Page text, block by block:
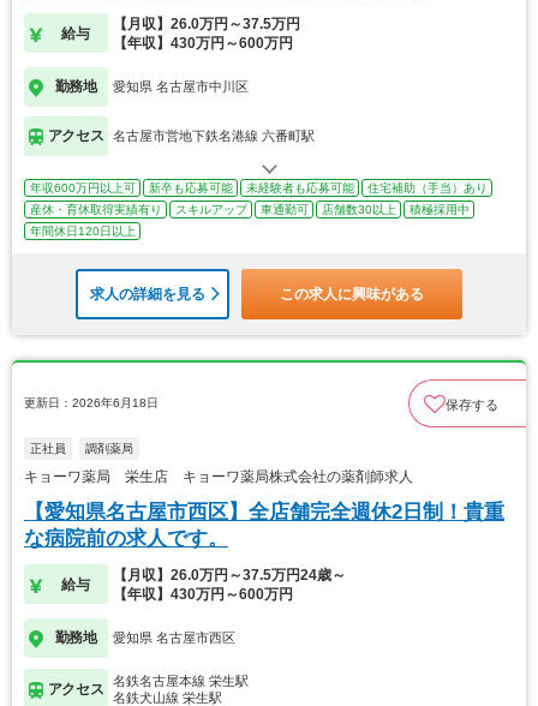
給与
【月収】26.0万円～37.5万円
【年収】430万円～600万円
勤務地 愛知県 名古屋市中川区
アクセス 名古屋市営地下鉄名港線 六番町駅
年収600万円以上可 新卒も応募可能 未経験者も応募可能
住宅補助（手当）あり
産休・育休取得実績有り
スキルアップ 車通勤可 店舗数30以上
積極採用中
年間休日120日以上
求人の詳細を見る この求人に興味がある
更新日：2026年6月18日 保存する
正社員 調剤薬局
キョーワ薬局 栄生店 キョーワ薬局株式会社の薬剤師求人
【愛知県名古屋市西区】全店舗完全週休2日制！貴重
な病院前の求人です。
給与
【月収】26.0万円～37.5万円24歳～
【年収】430万円～600万円
勤務地 愛知県 名古屋市西区
アクセス
名鉄名古屋本線 栄生駅
名鉄犬山線 栄生駅